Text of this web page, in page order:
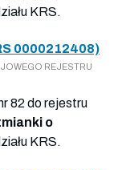
KRS.
0000212408)
REJESTRU
82 do rejestru
o
KRS.